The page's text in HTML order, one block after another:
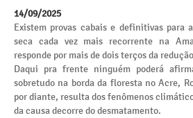
14/09/2025
Existem provas cabais e definitivas para
seca cada vez mais recorrente na
responde por mais de dois terços da
Daqui pra frente ninguém poderá
sobretudo na borda da floresta no Acre,
por diante, resulta dos fenômenos
da causa decorre do desmatamento.